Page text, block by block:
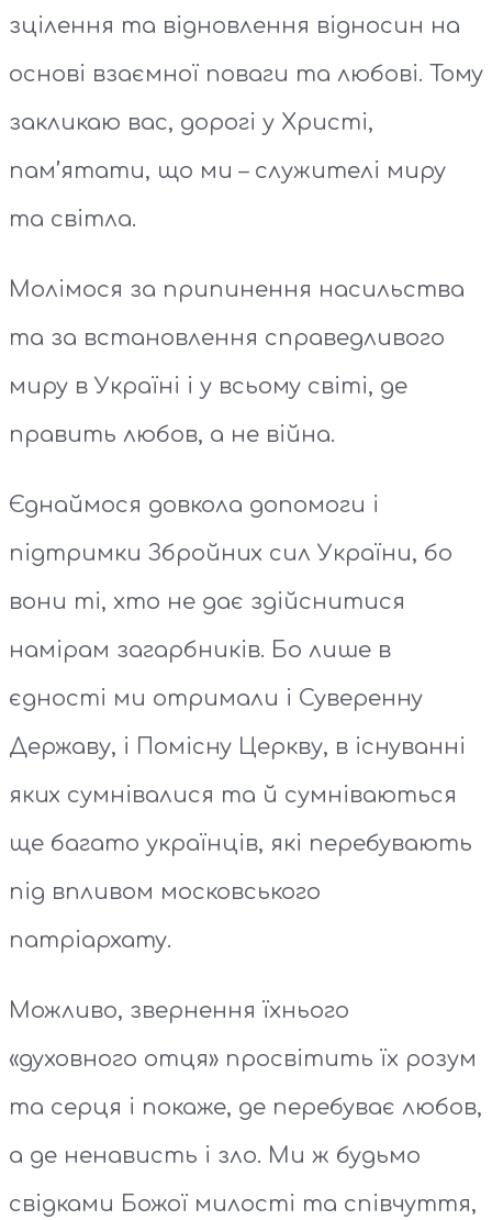
зцілення та відновлення відносин на
основі взаємної поваги та любові. Тому
закликаю вас, дорогі у Христі,
пам’ятати, що ми – служителі миру
та світла.
Молімося за припинення насильства
та за встановлення справедливого
миру в Україні і у всьому світі, де
править любов, а не війна.
Єднаймося довкола допомоги і
підтримки Збройних сил України, бо
вони ті, хто не дає здійснитися
намірам загарбників. Бо лише в
єдності ми отримали і Суверенну
Державу, і Помісну Церкву, в існуванні
яких сумнівалися та й сумніваються
ще багато українців, які перебувають
під впливом московського
патріархату.
Можливо, звернення їхнього
«духовного отця» просвітить їх розум
та серця і покаже, де перебуває любов,
а де ненависть і зло. Ми ж будьмо
свідками Божої милості та співчуття,